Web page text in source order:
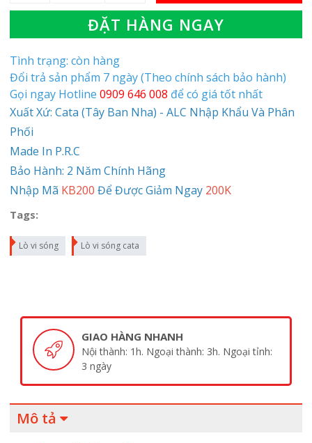
ĐẶT HÀNG NGAY
Tình trạng: còn hàng
Đổi trả sản phẩm 7 ngày (Theo chính sách bảo hành)
Gọi ngay Hotline 0909 646 008 để có giá tốt nhất
Xuất Xứ: Cata (Tây Ban Nha) - ALC Nhập Khẩu Và Phân
Phối
Made In P.R.C
Bảo Hành: 2 Năm Chính Hãng
Nhập Mã KB200 Để Được Giảm Ngay200K
Tags:
Lò vi sóng Lò vi sóng cata
GIAO HÀNG NHANH
Nội thành: 1h. Ngoại thành: 3h. Ngoại tỉnh:
3 ngày
Mô tả